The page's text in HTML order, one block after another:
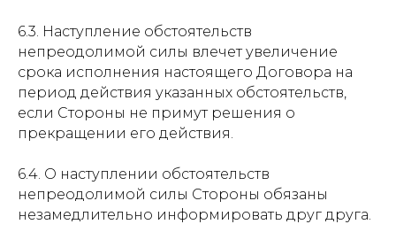
6.3. Наступление обстоятельств
непреодолимой силы влечет увеличение
срока исполнения настоящего Договора на
период действия указанных обстоятельств,
если Стороны не примут решения о
прекращении его действия.
6.4. О наступлении обстоятельств
непреодолимой силы Стороны обязаны
незамедлительно информировать друг друга.